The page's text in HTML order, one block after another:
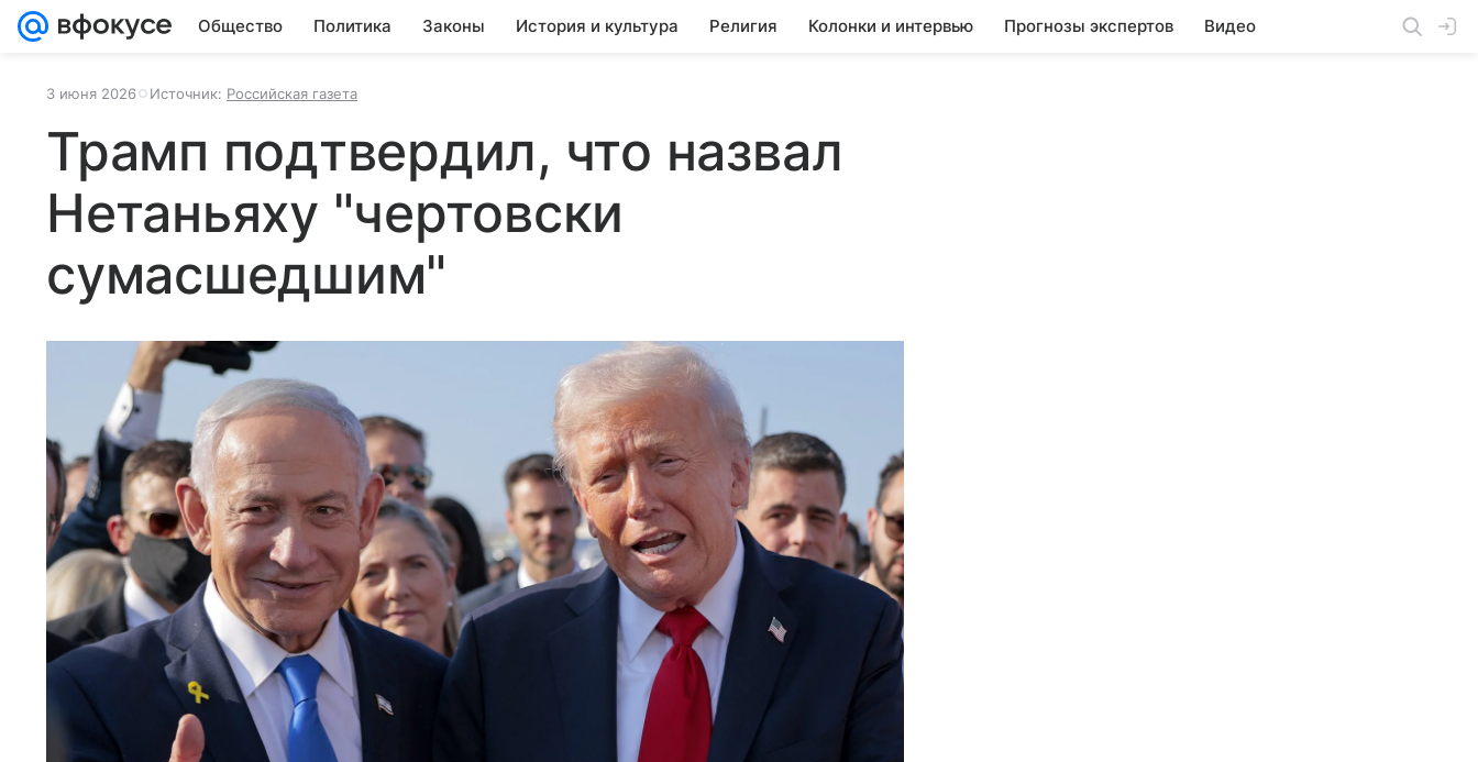
Общество Политика Законы История и культура Религия Колонки и интервью Прогнозы экспертов Видео
3 июня 2026 Источник: Российская газета
Трамп подтвердил, что назвал
Нетаньяху "чертовски
сумасшедшим"